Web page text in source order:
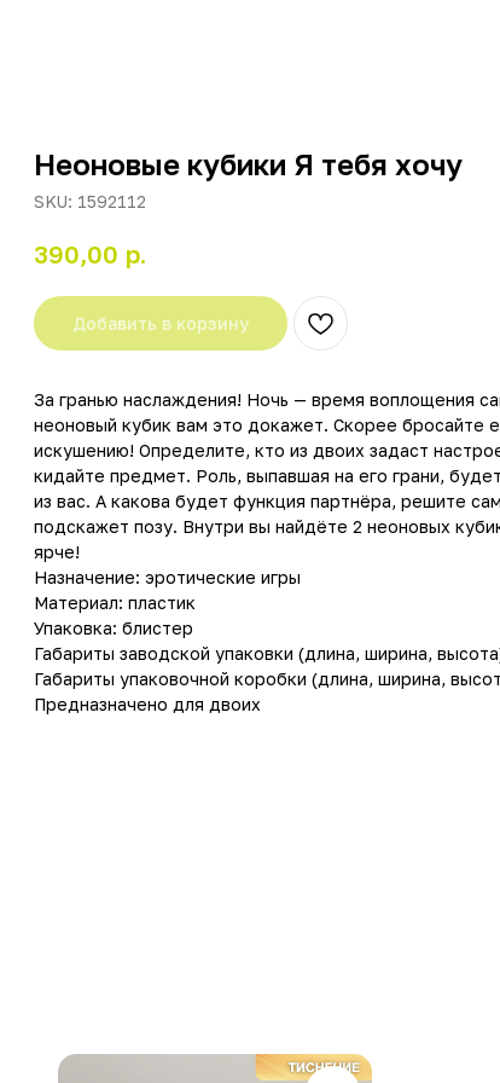
Неоновые кубики Я тебя хочу
SKU: 1592112
390,00 р.
Добавить в корзину
За гранью наслаждения! Ночь — время воплощения
неоновый кубик вам это докажет. Скорее бросайте
искушению! Определите, кто из двоих задаст
кидайте предмет. Роль, выпавшая на его грани,
из вас. А какова будет функция партнёра, решите
подскажет позу. Внутри вы найдёте 2 неоновых
ярче!
Назначение: эротические игры
Материал: пластик
Упаковка: блистер
Габариты заводской упаковки (длина, ширина,
Габариты упаковочной коробки (длина, ширина,
Предназначено для двоих